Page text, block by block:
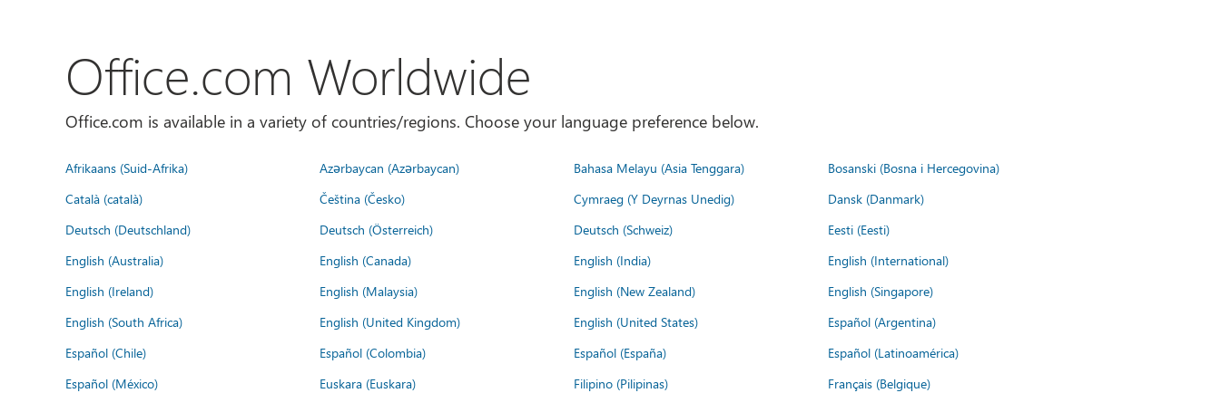
Office.com Worldwide
Office.com is available in a variety of countries/regions. Choose your language preference below.
Afrikaans (Suid-Afrika) Azərbaycan (Azərbaycan) Bahasa Melayu (Asia Tenggara)
Bosanski (Bosna i Hercegovina)
Català (català)
Čeština (Česko) Cymraeg (Y Deyrnas Unedig)
Dansk (Danmark)
Deutsch (Deutschland)
Deutsch (Österreich) Deutsch (Schweiz)
Eesti (Eesti)
English (Australia)
English (Canada) English (India)
English (International)
English (Ireland)
English (Malaysia) English (New Zealand)
English (Singapore)
English (South Africa)
English (United Kingdom) English (United States)
Español (Argentina)
Español (Chile)
Español (Colombia) Español (España)
Español (Latinoamérica)
Español (México)
Euskara (Euskara) Filipino (Pilipinas)
Français (Belgique)